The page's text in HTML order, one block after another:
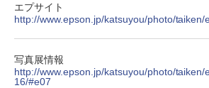
エプサイト
http://www.epson.jp/katsuyou/photo/taiken/
写真展情報
http://www.epson.jp/katsuyou/photo/
16/#e07